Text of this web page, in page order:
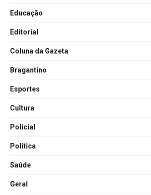
Educação
Editorial
Coluna da Gazeta
Bragantino
Esportes
Cultura
Policial
Política
Saúde
Geral